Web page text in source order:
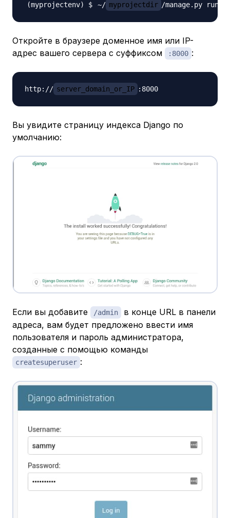
~/ myprojectdir /manage.py
Откройте в браузере доменное имя или IP-
адрес вашего сервера с суффиксом
:8000 :
http:// server_domain_or_IP
Вы увидите страницу индекса Django по
умолчанию:
Если вы добавите /admin
в конце URL в панели
адреса, вам будет предложено ввести имя
пользователя и пароль администратора,
созданные с помощью команды
createsuperuser :